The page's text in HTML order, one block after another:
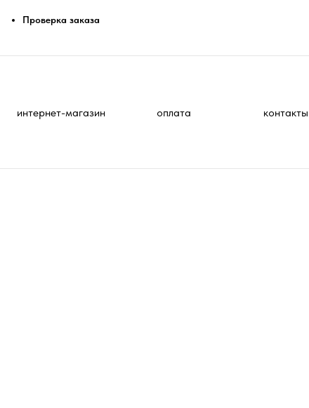
интернет-магазин оплата контакты
Проверка заказа